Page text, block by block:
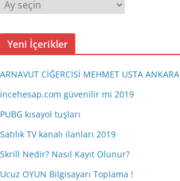
r
ş
Yeni İçerikler
ARNAVUT CİĞERCİSİ MEHMET USTA ANKARA
incehesap.com güvenilir mi 2019
PUBG kısayol tuşları
Satılık TV kanalı ilanları 2019
Skrill Nedir? Nasıl Kayıt Olunur?
Ucuz OYUN Bilgisayarı Toplama !